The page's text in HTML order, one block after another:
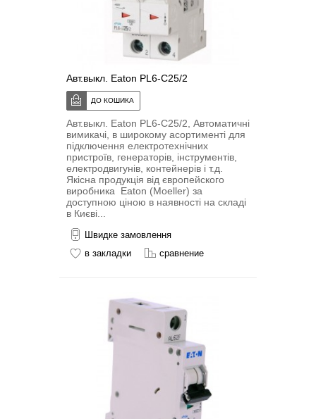
Авт.выкл. Eaton PL6-C25/2
Авт.выкл. Eaton PL6-C25/2, Автоматичні
вимикачі, в широкому асортименті для
підключення електротехнічних
пристроїв, генераторів, інструментів,
електродвигунів, контейнерів і т.д.
Якісна продукція від європейского
виробника Eaton (Moeller) за
доступною ціною в наявності на складі
в Києві...
Швидке замовлення
в закладки
сравнение